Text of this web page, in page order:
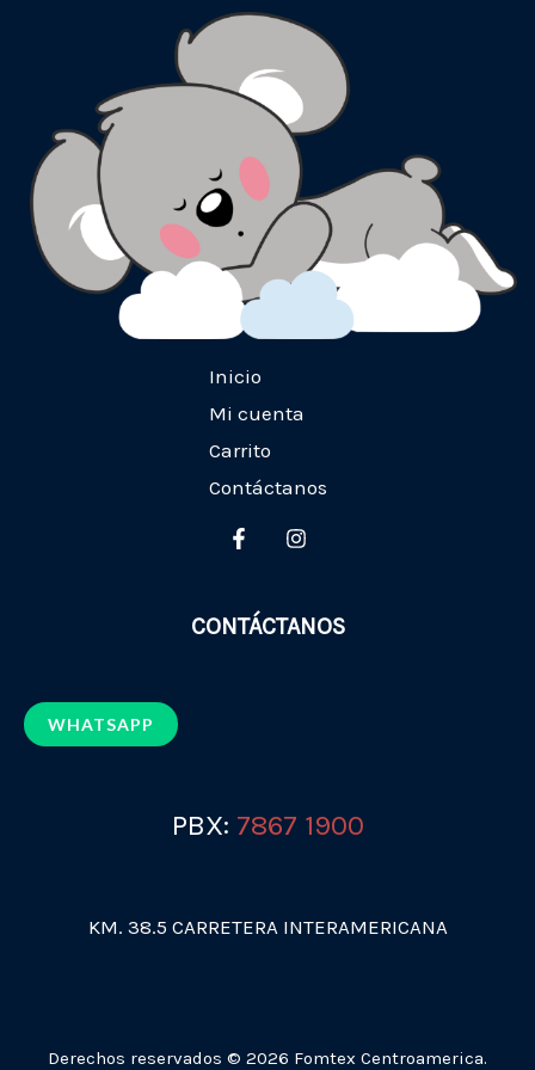
Inicio
Mi cuenta
Carrito
Contáctanos
CONTÁCTANOS
WHATSAPP
PBX: 7867 1900
KM. 38.5 CARRETERA INTERAMERICANA
Derechos reservados © 2026 Fomtex Centroamerica.